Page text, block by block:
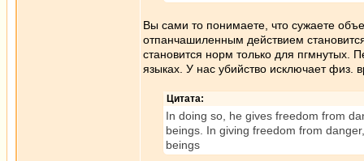
Вы сами то понимаете, что сужаете
отпанчашиленным действием
становится норм только для пгмнутых.
языках. У нас убийство исключает физ.
Цитата:
In doing so, he gives freedom from
beings. In giving freedom from
beings